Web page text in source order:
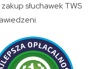
słuchawek TWS